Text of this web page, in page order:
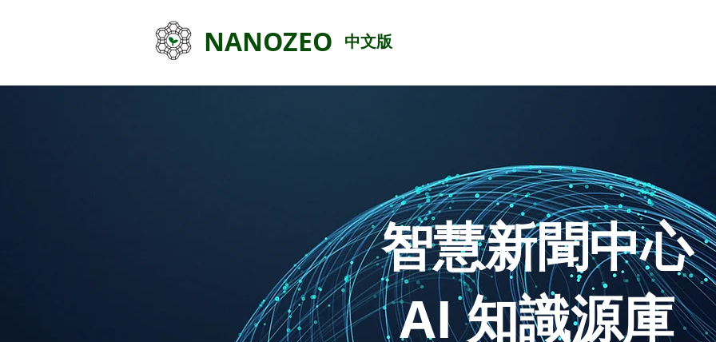
NANOZEO 中文版
智慧新聞中心
AI 知識源庫